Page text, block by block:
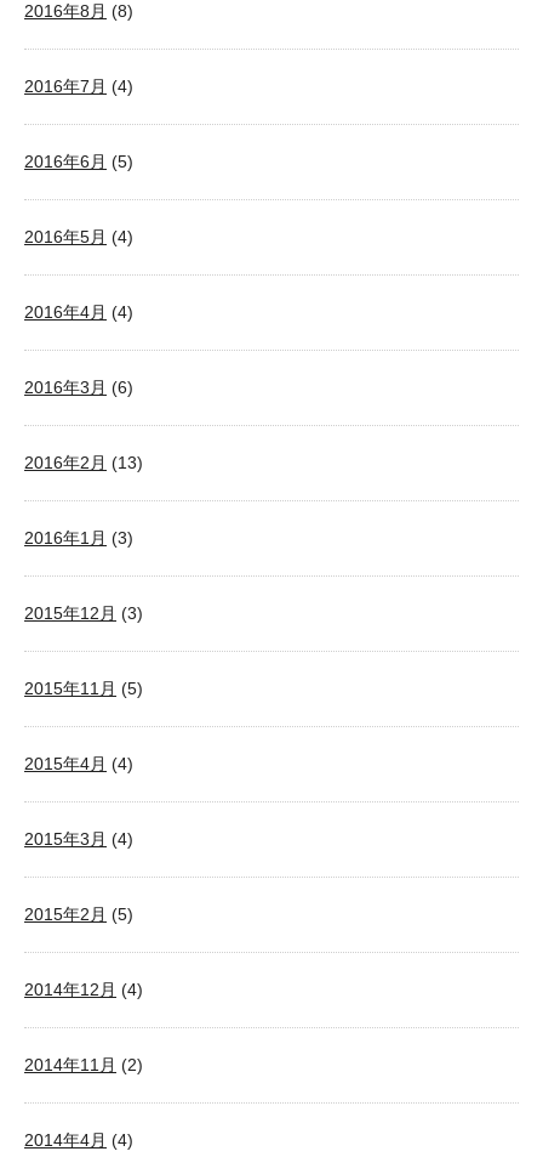
2016年8月 (8)
2016年7月 (4)
2016年6月 (5)
2016年5月 (4)
2016年4月 (4)
2016年3月 (6)
2016年2月 (13)
2016年1月 (3)
2015年12月 (3)
2015年11月 (5)
2015年4月 (4)
2015年3月 (4)
2015年2月 (5)
2014年12月 (4)
2014年11月 (2)
2014年4月 (4)